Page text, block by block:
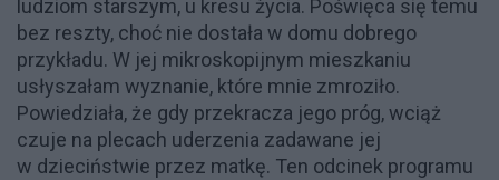
ludziom starszym, u kresu życia. Poświęca się temu
bez reszty, choć nie dostała w domu dobrego
przykładu. W jej mikroskopijnym mieszkaniu
usłyszałam wyznanie, które mnie zmroziło.
Powiedziała, że gdy przekracza jego próg, wciąż
czuje na plecach uderzenia zadawane jej
w dzieciństwie przez matkę. Ten odcinek programu